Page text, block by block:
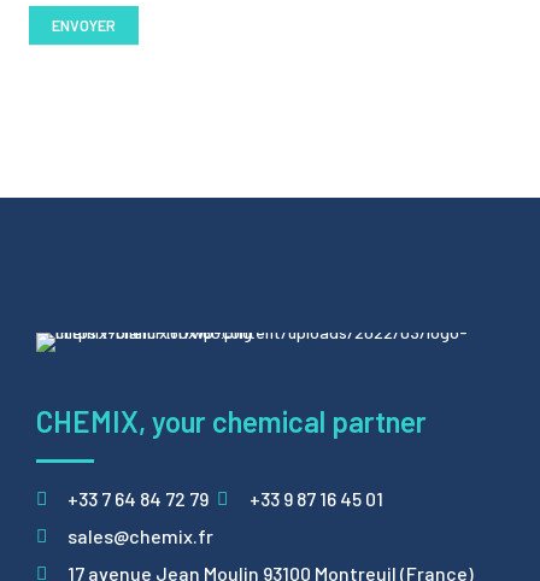
CHEMIX, your chemical partner
+33 7 64 84 72 79
+33 9 87 16 45 01
sales@chemix.fr
17 avenue Jean Moulin 93100 Montreuil (France)